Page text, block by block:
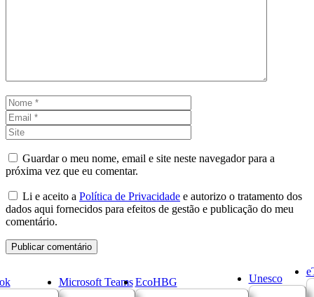
Nome
Guardar o meu nome, email e site neste navegador para a
próxima vez que eu comentar.
Li e aceito a Política de Privacidade e autorizo o tratamento dos
dados aqui fornecidos para efeitos de gestão e publicação do meu
comentário.
Microsoft Teams EcoHBG Unesco